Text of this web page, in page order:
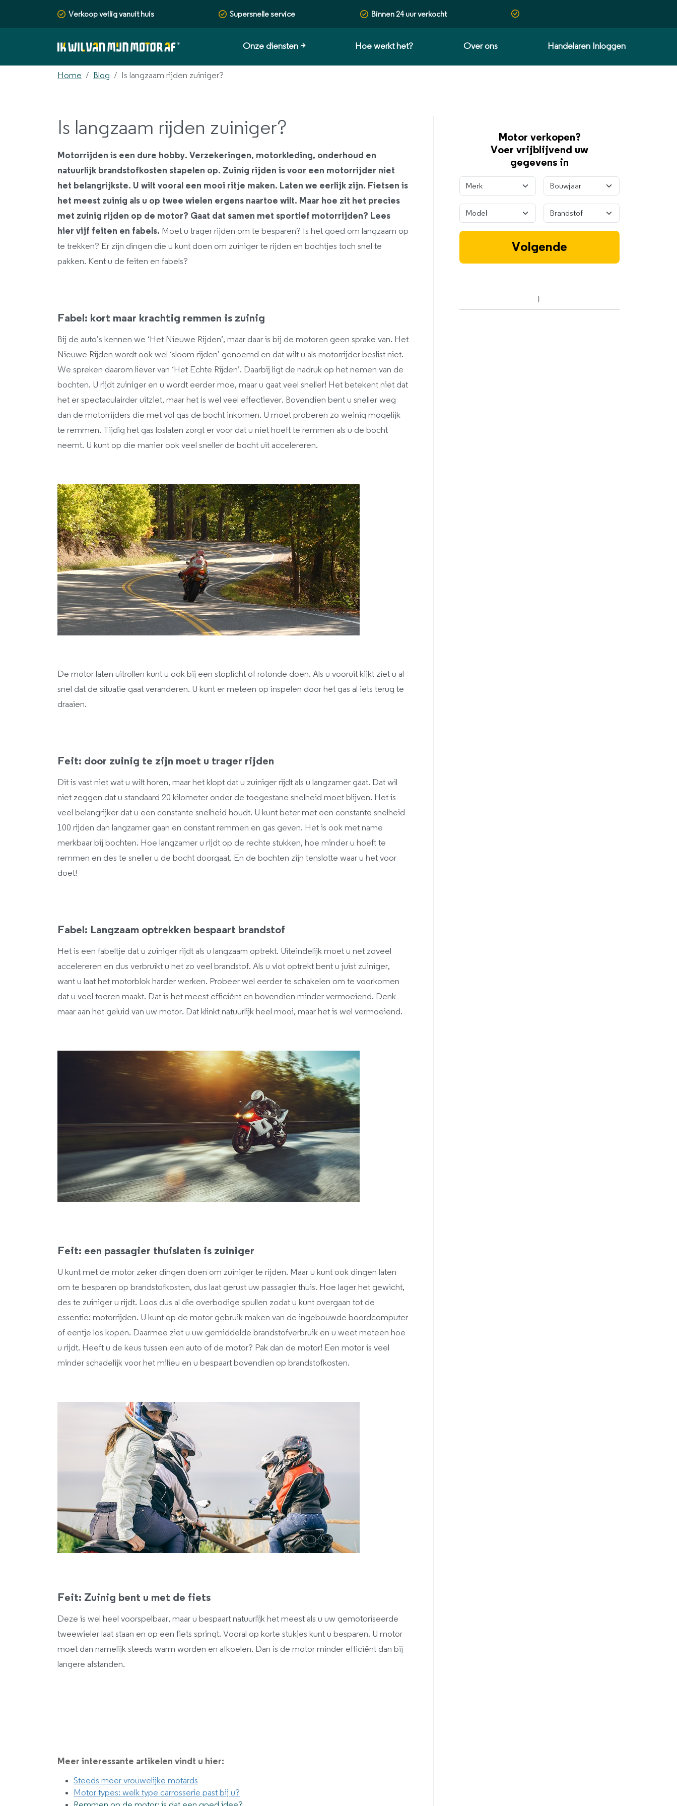
Verkoop veilig vanuit huis Supersnelle service Binnen 24 uur verkocht
Onze diensten > Hoe werkt het? Over ons Handelaren Inloggen
Home Blog Is langzaam rijden zuiniger?
Is langzaam rijden zuiniger?
Motorrijden is een dure hobby. Verzekeringen, motorkleding, onderhoud en
natuurlijk brandstofkosten stapelen op. Zuinig rijden is voor een motorrijder niet
het belangrijkste. U wilt vooral een mooi ritje maken. Laten we eerlijk zijn. Fietsen is
het meest zuinig als u op twee wielen ergens naartoe wilt. Maar hoe zit het precies
met zuinig rijden op de motor? Gaat dat samen met sportief motorrijden? Lees
hier vijf feiten en fabels. Moet u trager rijden om te besparen? Is het goed om langzaam op
te trekken? Er zijn dingen die u kunt doen om zuiniger te rijden en bochtjes toch snel te
pakken. Kent u de feiten en fabels?
Fabel: kort maar krachtig remmen is zuinig
Bij de auto’s kennen we ‘Het Nieuwe Rijden’, maar daar is bij de motoren geen sprake van. Het
Nieuwe Rijden wordt ook wel ‘sloom rijden’ genoemd en dat wilt u als motorrijder beslist niet.
We spreken daarom liever van ‘Het Echte Rijden’. Daarbij ligt de nadruk op het nemen van de
bochten. U rijdt zuiniger en u wordt eerder moe, maar u gaat veel sneller! Het betekent niet dat
het er spectaculairder uitziet, maar het is wel veel effectiever. Bovendien bent u sneller weg
dan de motorrijders die met vol gas de bocht inkomen. U moet proberen zo weinig mogelijk
te remmen. Tijdig het gas loslaten zorgt er voor dat u niet hoeft te remmen als u de bocht
neemt. U kunt op die manier ook veel sneller de bocht uit accelereren.
De motor laten uitrollen kunt u ook bij een stoplicht of rotonde doen. Als u vooruit kijkt ziet u al
snel dat de situatie gaat veranderen. U kunt er meteen op inspelen door het gas al iets terug te
draaien.
Feit: door zuinig te zijn moet u trager rijden
Dit is vast niet wat u wilt horen, maar het klopt dat u zuiniger rijdt als u langzamer gaat. Dat wil
niet zeggen dat u standaard 20 kilometer onder de toegestane snelheid moet blijven. Het is
veel belangrijker dat u een constante snelheid houdt. U kunt beter met een constante snelheid
100 rijden dan langzamer gaan en constant remmen en gas geven. Het is ook met name
merkbaar bij bochten. Hoe langzamer u rijdt op de rechte stukken, hoe minder u hoeft te
remmen en des te sneller u de bocht doorgaat. En de bochten zijn tenslotte waar u het voor
doet!
Fabel: Langzaam optrekken bespaart brandstof
Het is een fabeltje dat u zuiniger rijdt als u langzaam optrekt. Uiteindelijk moet u net zoveel
accelereren en dus verbruikt u net zo veel brandstof. Als u vlot optrekt bent u juist zuiniger,
want u laat het motorblok harder werken. Probeer wel eerder te schakelen om te voorkomen
dat u veel toeren maakt. Dat is het meest efficiënt en bovendien minder vermoeiend. Denk
maar aan het geluid van uw motor. Dat klinkt natuurlijk heel mooi, maar het is wel vermoeiend.
Feit: een passagier thuislaten is zuiniger
U kunt met de motor zeker dingen doen om zuiniger te rijden. Maar u kunt ook dingen laten
om te besparen op brandstofkosten, dus laat gerust uw passagier thuis. Hoe lager het gewicht,
des te zuiniger u rijdt. Loos dus al die overbodige spullen zodat u kunt overgaan tot de
essentie: motorrijden. U kunt op de motor gebruik maken van de ingebouwde boordcomputer
of eentje los kopen. Daarmee ziet u uw gemiddelde brandstofverbruik en u weet meteen hoe
u rijdt. Heeft u de keus tussen een auto of de motor? Pak dan de motor! Een motor is veel
minder schadelijk voor het milieu en u bespaart bovendien op brandstofkosten.
Feit: Zuinig bent u met de fiets
Deze is wel heel voorspelbaar, maar u bespaart natuurlijk het meest als u uw gemotoriseerde
tweewieler laat staan en op een fiets springt. Vooral op korte stukjes kunt u besparen. U motor
moet dan namelijk steeds warm worden en afkoelen. Dan is de motor minder efficiënt dan bij
langere afstanden.
Meer interessante artikelen vindt u hier:
Steeds meer vrouwelijke motards
Motor types: welk type carrosserie past bij u?
Motor verkopen?
Voer vrijblijvend uw
gegevens in